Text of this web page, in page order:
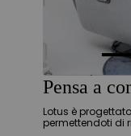
Pensa a
Lotus è
permettendoti di